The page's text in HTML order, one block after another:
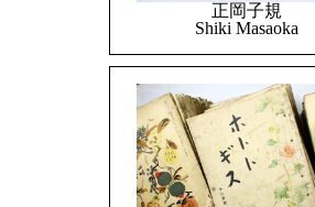
正岡子規
Shiki Masaoka